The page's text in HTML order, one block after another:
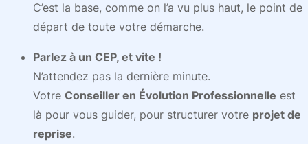
C’est la base, comme on l’a vu plus haut, le point de
départ de toute votre démarche.
Parlez à un CEP, et vite !
N’attendez pas la dernière minute.
Votre Conseiller en Évolution Professionnelle est
là pour vous guider, pour structurer votre projet de
reprise.